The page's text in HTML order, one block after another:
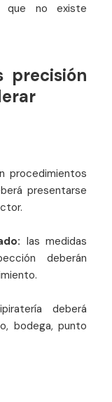
que no existe
precisión
procedimientos
presentarse
las medidas
deberán
deberá
bodega, punto